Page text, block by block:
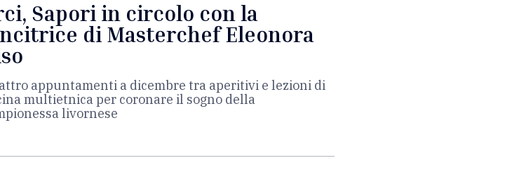
Sapori in circolo con la
di Masterchef Eleonora
appuntamenti a dicembre tra aperitivi e lezioni di
multietnica per coronare il sogno della
livornese